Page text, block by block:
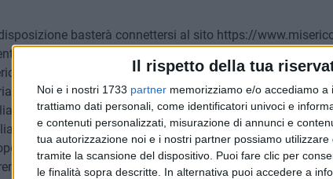
Il rispetto della tua
Noi e i nostri 1733 partner memorizziamo e/o accediamo
trattiamo dati personali, come identificatori univoci e
e contenuti personalizzati, misurazione di annunci e
tua autorizzazione noi e i nostri partner possiamo
tramite la scansione del dispositivo. Puoi fare clic per
le finalità sopra descritte. In alternativa puoi accedere a
basterà connettersi al sito https://
al-servizio-della-gente/ o contattare il numero 345
. In Puglia sono 34 le sedi di Misericordia
Aradeo,Barletta, Bisceglie, Bitonto, Bitritto, Borgo
Castelluccio Valmaggiore, Conversano, Corato,
Grumo Appula, Lizzano, Martano, Martina Franca,
Neviano, Orta Nova, Otranto, Palagiano, Racale, San
Trani.